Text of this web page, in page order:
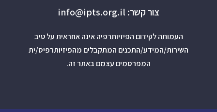
צור קשר: info@ipts.org.il
העמותה לקידום הפיזיותרפיה אינה אחראית על טיב
השירות/המידע/התכנים המתקבלים מהפיזיותרפיס/ית
המפרסמים עצמם באתר זה.